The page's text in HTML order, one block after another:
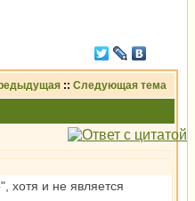
:: Следующая тема
хотя и не является